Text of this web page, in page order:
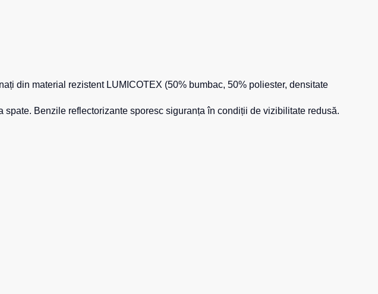
din material rezistent LUMICOTEX (50% bumbac, 50% poliester, densitate
Benzile reflectorizante sporesc siguranța în condiții de vizibilitate redusă.